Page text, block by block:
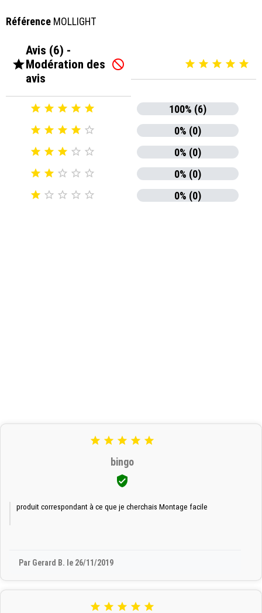
Référence MOLLIGHT

Avis (6) -
Modération des
avis
     
    
100% (6)
    
0% (0)
    
0% (0)
    
0% (0)
     0% (0)
    
bingo

produit correspondant à ce que je cherchais Montage facile
Par Gerard B. le 26/11/2019
    